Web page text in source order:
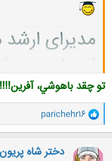
مدیرای ارشد
انتخاب می
من 8 تا درست 1 غلط 1کیم نزدم
تو چقد باهوشي،
و
ا
ک
ن
ش
parichehr16
دختر شاه پریون